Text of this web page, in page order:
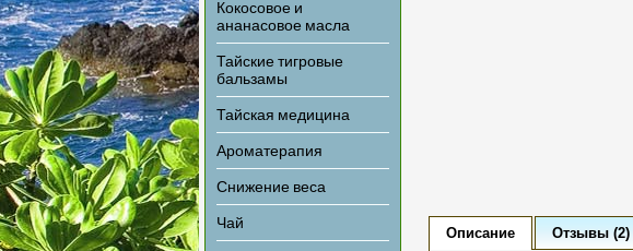
Кокосовое и
ананасовое масла
Тайские тигровые
бальзамы
Тайская медицина
Ароматерапия
Снижение веса
Чай
Описание Отзывы (2)